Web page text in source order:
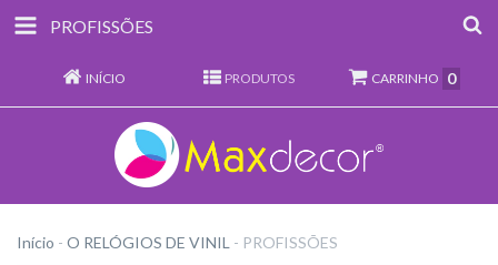
PROFISSÕES
INÍCIO PRODUTOS CARRINHO 0
Início - O RELÓGIOS DE VINIL - PROFISSÕES